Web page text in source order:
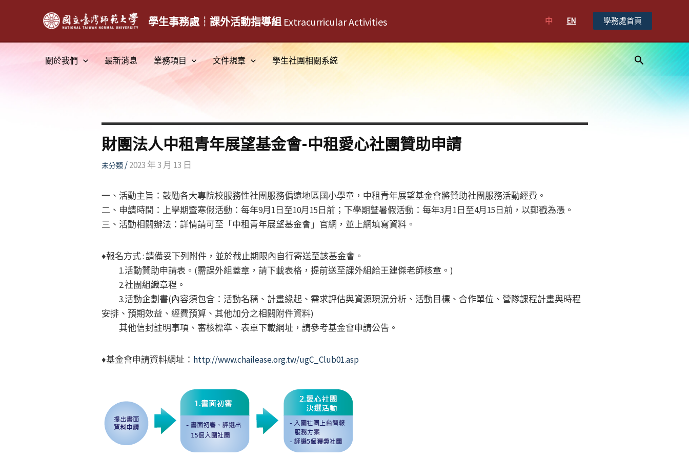
學生事務處┆課外活動指導組 Extracurricular Activities 中 EN 學務處首頁
關於我們 最新消息 業務項目 文件規章 學生社團相關系統
搜
尋
財團法人中租青年展望基金會-中租愛心社團贊助申請
未分類/2023 年 3 月 13 日
一、活動主旨：鼓勵各大專院校服務性社團服務偏遠地區國小學童，中租青年展望基金會將贊助社團服務活動經費。
二、申請時間：上學期曁寒假活動：每年9月1日至10月15日前；下學期曁暑假活動：每年3月1日至4月15日前，以郵戳為憑。
三、活動相關辦法：詳情請可至「中租青年展望基金會」官網，並上網填寫資料。
♦報名方式 : 請備妥下列附件，並於截止期限內自行寄送至該基金會。
1.活動贊助申請表。(需課外組蓋章，請下載表格，提前送至課外組給王建傑老師核章。)
2.社團組織章程。
3.活動企劃書(內容須包含：活動名稱、計畫緣起、需求評估與資源現況分析、活動目標、合作單位、營隊課程計畫與時程
安排、預期效益、經費預算、其他加分之相關附件資料)
其他信封註明事項、審核標準、表單下載網址，請參考基金會申請公告。
♦基金會申請資料網址： http://www.chailease.org.tw/ugC_Club01.asp